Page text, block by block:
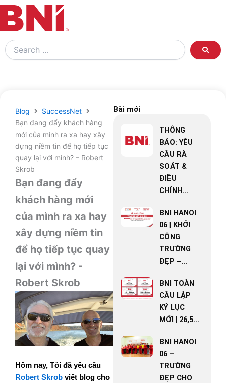
Search
…
Blog
SuccessNet
Bạn đang đẩy khách hàng
mới của mình ra xa hay xây
dựng niềm tin để họ tiếp tục
quay lại với mình? – Robert
Skrob
Bạn đang đẩy
khách hàng mới
của mình ra xa hay
xây dựng niềm tin
để họ tiếp tục quay
lại với mình? -
Robert Skrob
Hôm nay, Tôi đã yêu cầu
Robert Skrob viết blog cho
Bài mới
THÔNG
BÁO: YÊU
CẦU RÀ
SOÁT &
ĐIỀU
CHỈNH...
BNI HANOI
06 | KHỞI
CÔNG
TRƯỜNG
ĐẸP –...
BNI TOÀN
CẦU LẬP
KỶ LỤC
MỚI | 26,5...
BNI HANOI
06 –
TRƯỜNG
ĐẸP CHO